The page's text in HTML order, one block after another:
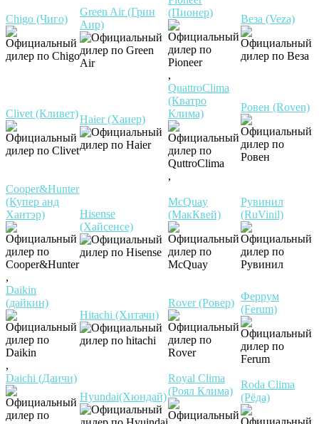
Chigo (Чиго)
Green Air (Грин
Аир)
(Пионер)
,
Веза (Veza)
Clivet (Кливет)Haier (Хаиер)
QuattroClima
(Кватро
Клима)
,
Ровен (Roven)
Cooper&Hunter
(Купер анд
Хантэр)
,
Hisense
(Хайсенсе)
McQuay
(МакКвей)
Рувинил
(RuVinil)
Daikin
(дайкин)
,
Hitachi (Хитачи)
Rover (Ровер)
Феррум
(Ferum)
Daichi (Даичи)
Hyundai(Хюндай)
Royal Clima
(Роял Клима)
Roda Clima
(Рёда)